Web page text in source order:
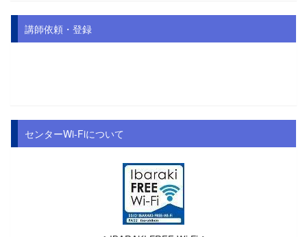
講師依頼・登録
センターWi-Fiについて